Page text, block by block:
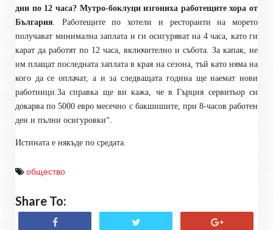
дни по 12 часа? Мутро-боклуци изгониха работещите хора от
България. Работещите по хотели и ресторанти на морето
получават минимална заплата и ги осигуряват на 4 часа, като ги
карат да работят по 12 часа, включително и събота. За капак, не
им плащат последната заплата в края на сезона, тъй като няма на
кого да се оплачат, а и за следващата година ще наемат нови
работници.За справка ще ви кажа, че в Гърция сервитьор си
докарва по 5000 евро месечно с бакшишите, при 8-часов работен
ден и пълни осигуровки“.
Истината е някъде по средата.
общество
Share To: